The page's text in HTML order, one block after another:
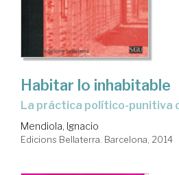
Habitar lo inhabitable
la práctica político-punitiva
Mendiola, Ignacio
Edicions Bellaterra. Barcelona, 2014